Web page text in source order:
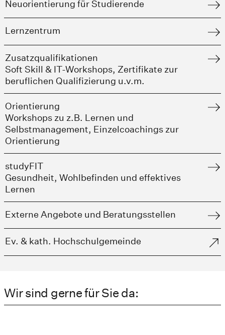
Neuorientierung für Studierende
Lernzentrum
Zusatzqualifikationen
Soft Skill & IT-Workshops, Zertifikate zur
beruflichen Qualifizierung u.v.m.
Orientierung
Workshops zu z.B. Lernen und
Selbstmanagement, Einzelcoachings zur
Orientierung
studyFIT
Gesundheit, Wohlbefinden und effektives
Lernen
Externe Angebote und Beratungsstellen
Ev. & kath. Hochschulgemeinde
Wir sind gerne für Sie da: